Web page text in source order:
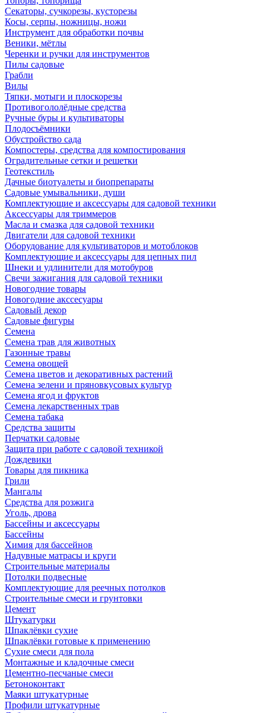
Секаторы, сучкорезы, кусторезы
Косы, серпы, ножницы, ножи
Инструмент для обработки почвы
Веники, мётлы
Черенки и ручки для инструментов
Пилы садовые
Грабли
Вилы
Тяпки, мотыги и плоскорезы
Противогололёдные средства
Ручные буры и культиваторы
Плодосъёмники
Обустройство сада
Компостеры, средства для компостирования
Оградительные сетки и решетки
Геотекстиль
Дачные биотуалеты и биопрепараты
Садовые умывальники, души
Комплектующие и аксессуары для садовой техники
Аксессуары для триммеров
Масла и смазка для садовой техники
Двигатели для садовой техники
Оборудование для культиваторов и мотоблоков
Комплектующие и аксессуары для цепных пил
Шнеки и удлинители для мотобуров
Свечи зажигания для садовой техники
Новогодние товары
Новогодние акссесуары
Садовый декор
Садовые фигуры
Семена
Семена трав для животных
Газонные травы
Семена овощей
Семена цветов и декоративных растений
Семена зелени и пряновкусовых культур
Семена ягод и фруктов
Семена лекарственных трав
Семена табака
Средства защиты
Перчатки садовые
Защита при работе с садовой техникой
Дождевики
Товары для пикника
Грили
Мангалы
Средства для розжига
Уголь, дрова
Бассейны и аксессуары
Бассейны
Химия для бассейнов
Надувные матрасы и круги
Строительные материалы
Потолки подвесные
Комплектующие для реечных потолков
Строительные смеси и грунтовки
Цемент
Штукатурки
Шпаклёвки сухие
Шпаклёвки готовые к применению
Сухие смеси для пола
Монтажные и кладочные смеси
Цементно-песчаные смеси
Бетоноконтакт
Маяки штукатурные
Профили штукатурные